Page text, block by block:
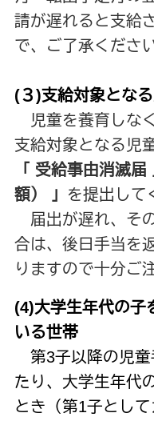
請が遅れると支給
で、ご了承ください
(３)支給対象とな
児童を養育しな
支給対象となる児
「 受給事由消滅
額） 」 を提出して
届出が遅れ、そ
合は、後日手当を
りますので十分ご
(4)大学生年代の子
いる世帯
第3子以降の児童
たり、大学生年代
とき（第1子とし